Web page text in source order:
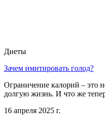
Диеты
Зачем имитировать голод?
Ограничение калорий – это
долгую жизнь. И что же
16 апреля 2025 г.